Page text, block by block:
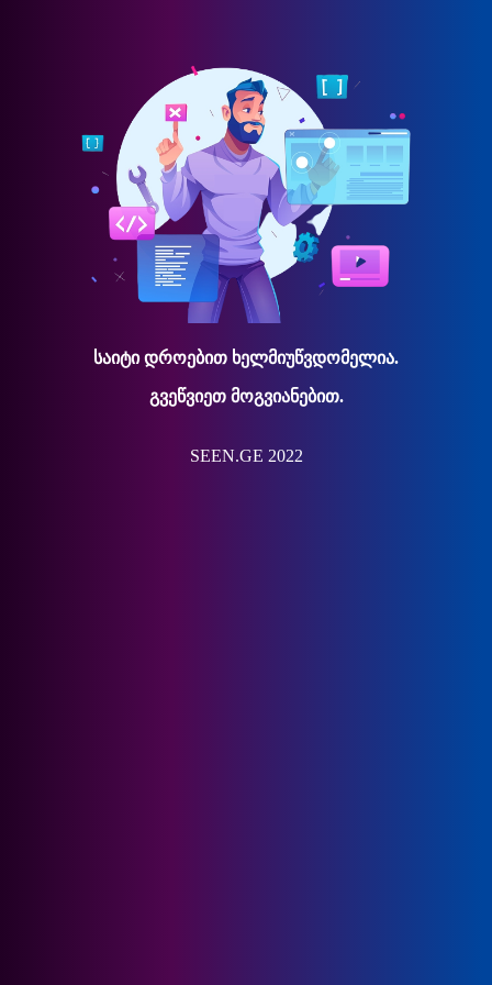
საიტი დროებით ხელმიუწვდომელია.
გვეწვიეთ მოგვიანებით.
SEEN.GE 2022